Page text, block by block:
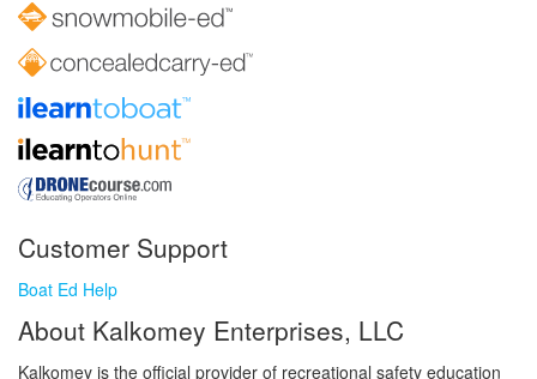
Customer Support
Boat Ed Help
About Kalkomey Enterprises, LLC
Kalkomey is the official provider of recreational safety education